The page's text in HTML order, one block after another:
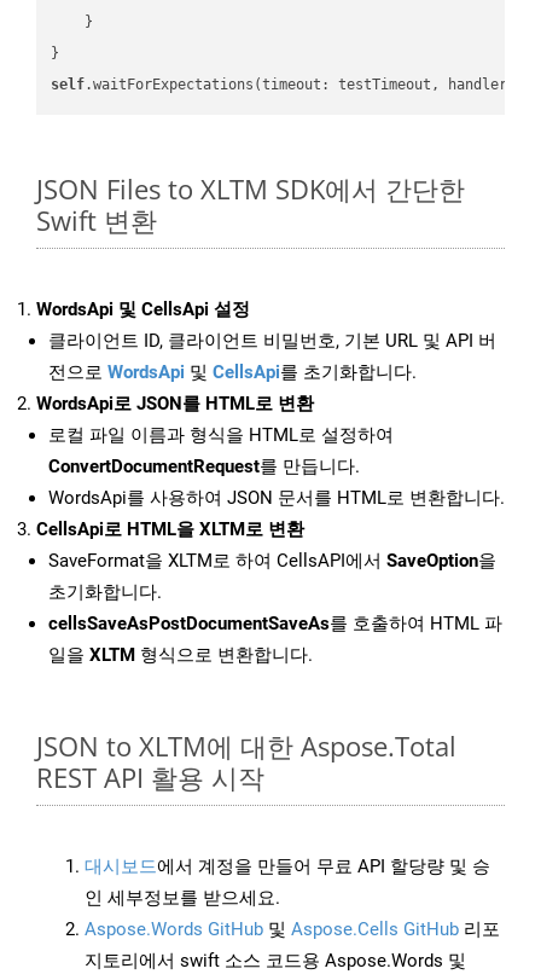
    }
self.waitForExpectations(timeout: testTimeout, handler:
JSON Files to XLTM SDK에서 간단한
Swift 변환
WordsApi 및 CellsApi 설정
클라이언트 ID, 클라이언트 비밀번호, 기본 URL 및 API 버
전으로 WordsApi 및 CellsApi를 초기화합니다.
WordsApi로 JSON를 HTML로 변환
로컬 파일 이름과 형식을 HTML로 설정하여
ConvertDocumentRequest를 만듭니다.
WordsApi를 사용하여 JSON 문서를 HTML로 변환합니다.
CellsApi로 HTML을 XLTM로 변환
SaveFormat을 XLTM로 하여 CellsAPI에서 SaveOption을
초기화합니다.
cellsSaveAsPostDocumentSaveAs를 호출하여 HTML 파
일을 XLTM 형식으로 변환합니다.
JSON to XLTM에 대한 Aspose.Total
REST API 활용 시작
대시보드에서 계정을 만들어 무료 API 할당량 및 승
인 세부정보를 받으세요.
Aspose.Words GitHub 및 Aspose.Cells GitHub 리포
지토리에서 swift 소스 코드용 Aspose.Words 및